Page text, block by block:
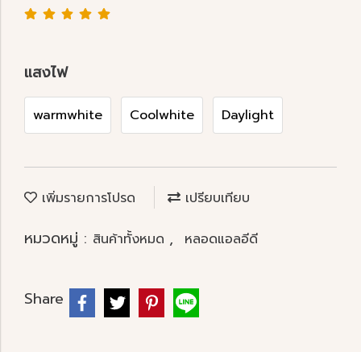
แสงไฟ
warmwhite Coolwhite Daylight
เพิ่มรายการโปรด เปรียบเทียบ
หมวดหมู่ : สินค้าทั้งหมด , หลอดแอลอีดี
Share